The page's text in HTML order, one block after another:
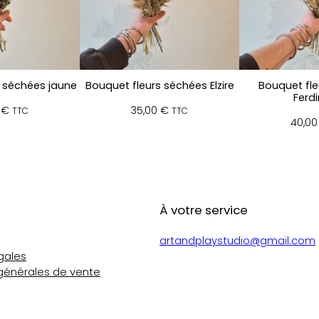
jaune
€ TTC
Bouquet fleurs séchées Elzire
35,00 € TTC
Bouquet
40,00
de vente
À votre service
artandplaystudio@gmail.com